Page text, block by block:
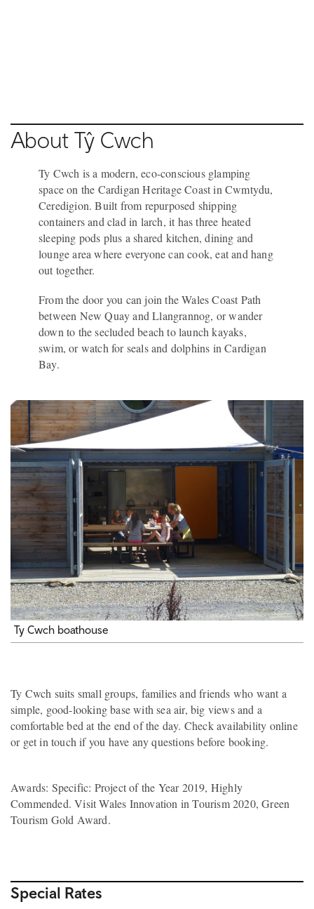
About Tŷ Cwch
Ty Cwch is a modern, eco-conscious glamping
space on the Cardigan Heritage Coast in Cwmtydu,
Ceredigion. Built from repurposed shipping
containers and clad in larch, it has three heated
sleeping pods plus a shared kitchen, dining and
lounge area where everyone can cook, eat and hang
out together.
From the door you can join the Wales Coast Path
between New Quay and Llangrannog, or wander
down to the secluded beach to launch kayaks,
swim, or watch for seals and dolphins in Cardigan
Bay.
Ty Cwch boathouse
Ty Cwch suits small groups, families and friends who want a
simple, good-looking base with sea air, big views and a
comfortable bed at the end of the day. Check availability online
or get in touch if you have any questions before booking.
Awards: Specific: Project of the Year 2019, Highly
Commended. Visit Wales Innovation in Tourism 2020, Green
Tourism Gold Award.
Special Rates